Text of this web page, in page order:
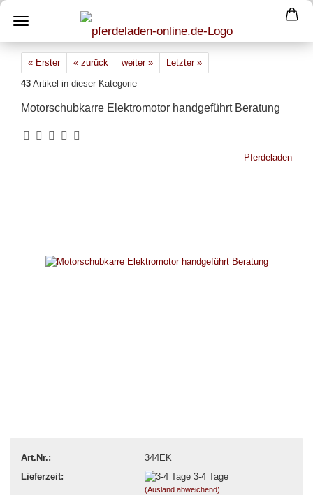
« Erster « zurück weiter »
Letzter »
43 Artikel in dieser Kategorie
Motorschubkarre Elektromotor handgeführt Beratung
Pferdeladen
Art.Nr.:
344EK
Lieferzeit:
3-4 Tage
(Ausland abweichend)